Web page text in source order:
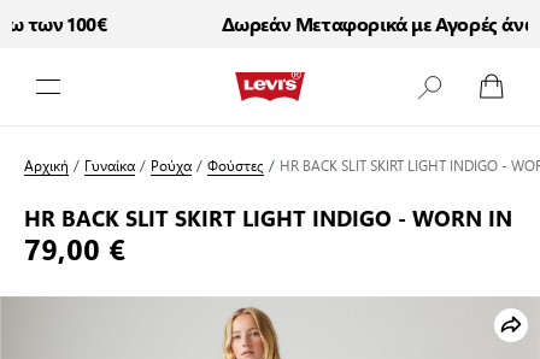
των 100€ Δωρεάν Μεταφορικά με Αγορές άνω
Αρχική / Γυναίκα/ Ρούχα/Φούστες / HR BACK SLIT SKIRT LIGHT INDIGO -
HR BACK SLIT SKIRT LIGHT INDIGO - WORN IN
79,00 €